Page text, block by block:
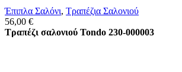
Έπιπλα Σαλόνι, Τραπέζια Σαλονιού
56,00 €
Τραπέζι σαλονιού Tondo 230-000003